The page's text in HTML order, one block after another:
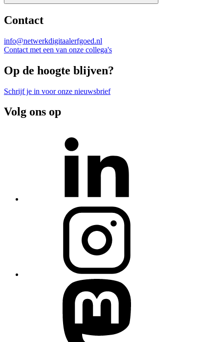
Contact
info@netwerkdigitaalerfgoed.nl
Contact met een van onze collega's
Op de hoogte blijven?
Schrijf je in voor onze nieuwsbrief
Volg ons op